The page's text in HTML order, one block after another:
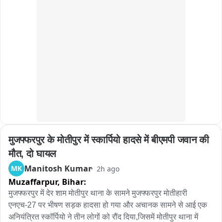
मुजफ्फरपुर के मोतीपुर में स्कार्पियो हादसे में बीएमपी जवान की
मौत, दो घायल
MK Manitosh Kumar 2h ago
Muzaffarpur, Bihar:
मुजफ्फरपुर में देर शाम मोतीपुर थाना के सामने मुजफ्फरपुर मोतीहारी
एनएच-27 पर भीषण सड़क हादसा हो गया और अचानक सामने से आई एक
अनियंत्रित स्कॉर्पियो ने तीन लोगों को रौंद दिया,जिसमें मोतीपुर थाना में